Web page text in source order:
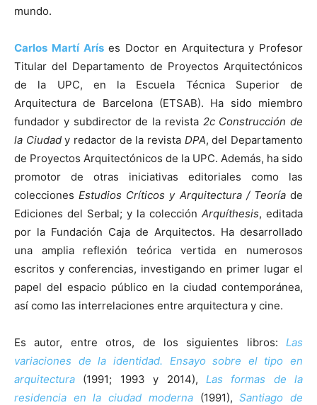
mundo.
Carlos Martí Aríses Doctor en Arquitectura y Profesor
Titular del Departamento de Proyectos Arquitectónicos
de la UPC, en la Escuela Técnica Superior de
Arquitectura de Barcelona (ETSAB). Ha sido miembro
fundador y subdirector de la revista 2c Construcción de
la Ciudady redactor de la revista DPA, del Departamento
de Proyectos Arquitectónicos de la UPC. Además, ha sido
promotor de otras iniciativas editoriales como las
coleccionesEstudios Críticos y Arquitectura / Teoríade
Ediciones del Serbal; y la colección Arquíthesis, editada
por la Fundación Caja de Arquitectos. Ha desarrollado
una amplia reflexión teórica vertida en numerosos
escritos y conferencias, investigando en primer lugar el
papel del espacio público en la ciudad contemporánea,
así como las interrelaciones entre arquitectura y cine.
Es autor, entre otros, de los siguientes libros: Las
variaciones de la identidad. Ensayo sobre el tipo en
arquitectura
(1991; 1993 y 2014), Las formas de la
residencia en la ciudad moderna(1991),Santiago de